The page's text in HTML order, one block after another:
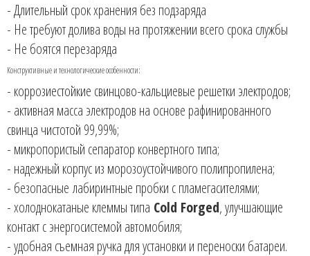
- Длительный срок хранения без подзаряда
- Не требуют долива воды на протяжении всего срока службы
- Не боятся перезаряда
Конструктивные и технологические особенности:
- коррозиестойкие свинцово-кальциевые решетки электродов;
- активная масса электродов на основе рафинированного
свинца чистотой 99,99%;
- микропористый сепаратор конвертного типа;
- надежный корпус из морозоустойчивого полипропилена;
- безопасные лабиринтные пробки с пламегасителями;
- холоднокатаные клеммы типа Cold Forged, улучшающие
контакт с энергосистемой автомобиля;
- удобная съемная ручка для установки и переноски батареи.